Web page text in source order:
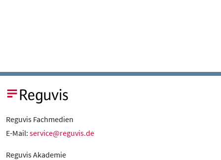
Reguvis Fachmedien
E-Mail: service@reguvis.de
Reguvis Akademie